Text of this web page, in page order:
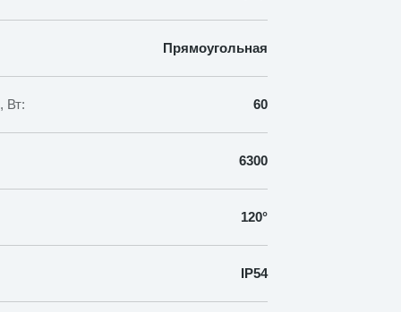
Прямоугольная
Вт: 60
6300
120°
IP54